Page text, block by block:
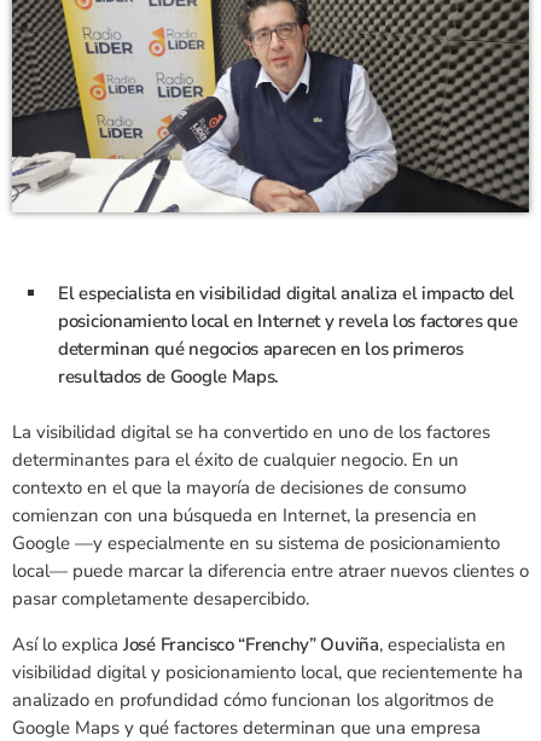
El especialista en visibilidad digital analiza el impacto del
posicionamiento local en Internet y revela los factores que
determinan qué negocios aparecen en los primeros
resultados de Google Maps.
La visibilidad digital se ha convertido en uno de los factores
determinantes para el éxito de cualquier negocio. En un
contexto en el que la mayoría de decisiones de consumo
comienzan con una búsqueda en Internet, la presencia en
Google —y especialmente en su sistema de posicionamiento
local— puede marcar la diferencia entre atraer nuevos clientes o
pasar completamente desapercibido.
Así lo explica José Francisco “Frenchy” Ouviña, especialista en
visibilidad digital y posicionamiento local, que recientemente ha
analizado en profundidad cómo funcionan los algoritmos de
Google Maps y qué factores determinan que una empresa